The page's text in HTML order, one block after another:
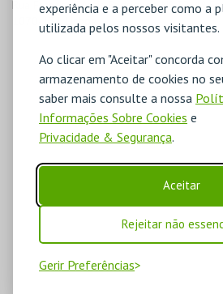
experiência e a perceber como a
utilizada pelos nossos visitantes.
Ao clicar em "Aceitar" concorda
armazenamento de cookies no
saber mais consulte a nossa
Informações Sobre Cookies e
Privacidade & Segurança.
Aceitar
Rejeitar não
Gerir Preferências
Rua Francisco Assis Rodrigues, Nº 32, 1º Esq
1070-131 Lisboa